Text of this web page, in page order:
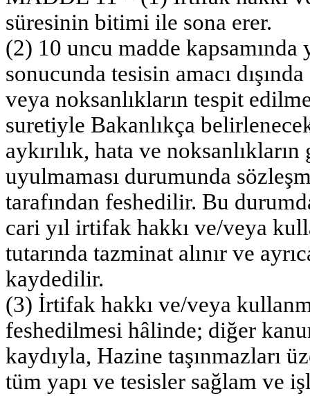
süresinin bitimi ile sona erer.
(2) 10 uncu madde
sonucunda tesisin amacı
veya noksanlıkların tespit
suretiyle Bakanlıkça
aykırılık, hata ve
uyulmaması durumunda
tarafından feshedilir. Bu
cari yıl irtifak hakkı ve/veya
tutarında tazminat alınır ve
kaydedilir.
(3) İrtifak hakkı ve/veya
feshedilmesi hâlinde; diğer
kaydıyla, Hazine taşınmazları
tüm yapı ve tesisler sağlam ve